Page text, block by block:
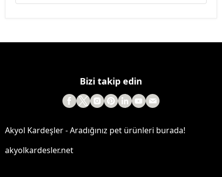
Bizi takip edin
Akyol Kardeşler - Aradığınız pet ürünleri burada!
akyolkardesler.net